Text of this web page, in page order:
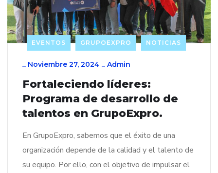
EVENTOS GRUPOEXPRO NOTICIAS
_ Noviembre 27, 2024 _ Admin
Fortaleciendo líderes:
Programa de desarrollo de
talentos en GrupoExpro.
En GrupoExpro, sabemos que el éxito de una
organización depende de la calidad y el talento de
su equipo. Por ello, con el objetivo de impulsar el